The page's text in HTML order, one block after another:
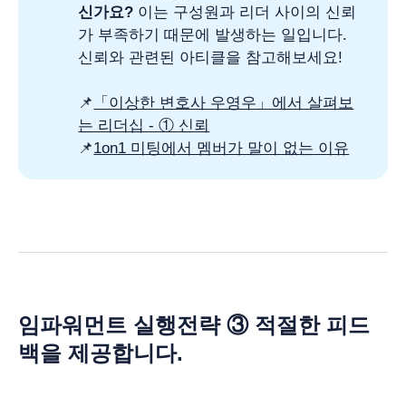
신가요? 이는 구성원과 리더 사이의 신뢰
가 부족하기 때문에 발생하는 일입니다.
신뢰와 관련된 아티클을 참고해보세요!
📌
「이상한 변호사 우영우」에서 살펴보
는 리더십 - ① 신뢰
📌1on1 미팅에서 멤버가 말이 없는 이유
임파워먼트 실행전략 ③ 적절한 피드
백을 제공합니다.